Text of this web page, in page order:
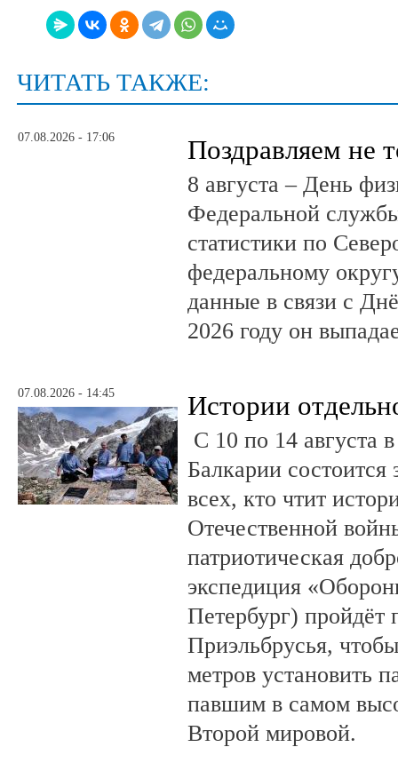
ЧИТАТЬ ТАКЖЕ:
07.08.2026 - 17:06 Поздравляем не
8 августа – День
Федеральной
статистики по
федеральному
данные в связи с
2026 году он
07.08.2026 - 14:45 Истории
С 10 по 14 августа
Балкарии состоится
всех, кто чтит
Отечественной
патриотическая
экспедиция
Петербург) пройдёт
Приэльбрусья,
метров установить
павшим в самом
Второй мировой.